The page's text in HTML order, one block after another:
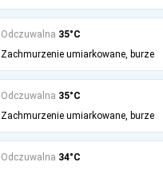
Odczuwalna 35°C
Zachmurzenie umiarkowane, burze
Odczuwalna 35°C
Zachmurzenie umiarkowane, burze
Odczuwalna 34°C